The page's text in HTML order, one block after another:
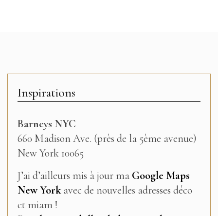
Inspirations
Barneys NYC
660 Madison Ave. (près de la 5ème avenue)
New York 10065
J’ai d’ailleurs mis à jour ma Google Maps
New York avec de nouvelles adresses déco
et miam !